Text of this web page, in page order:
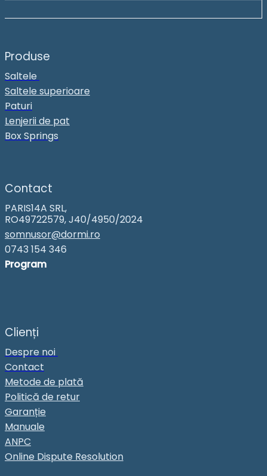
Produse
Saltele
Saltele superioare
Paturi
Lenjerii de pat
Box Springs
Contact
PARIS14A SRL,
RO49722579, J40/4950/2024
somnusor@dormi.ro
0743 154 346
Program
Clienți
Despre noi
Contact
Metode de plată
Politică de retur
Garanție
Manuale
ANPC
Online Dispute Resolution